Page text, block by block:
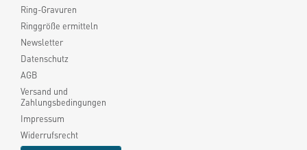
Ring-Gravuren
Ringgröße ermitteln
Newsletter
Datenschutz
AGB
Versand und
Zahlungsbedingungen
Impressum
Widerrufsrecht